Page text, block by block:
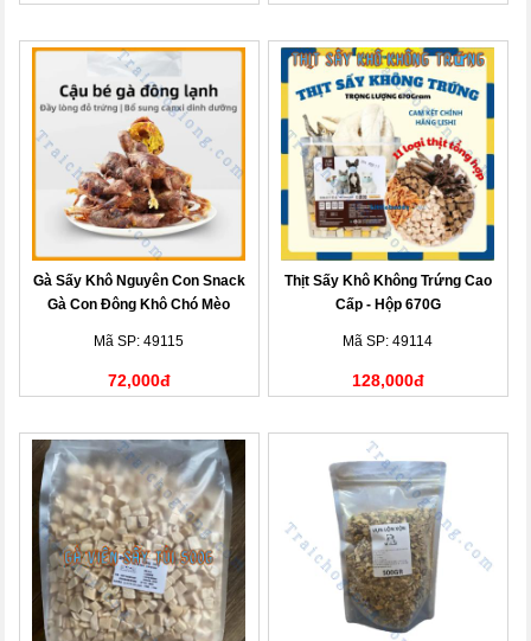
Gà Sấy Khô Nguyên Con Snack
Gà Con Đông Khô Chó Mèo
Mã SP: 49115
72,000đ
Thịt Sấy Khô Không Trứng Cao
Cấp - Hộp 670G
Mã SP: 49114
128,000đ